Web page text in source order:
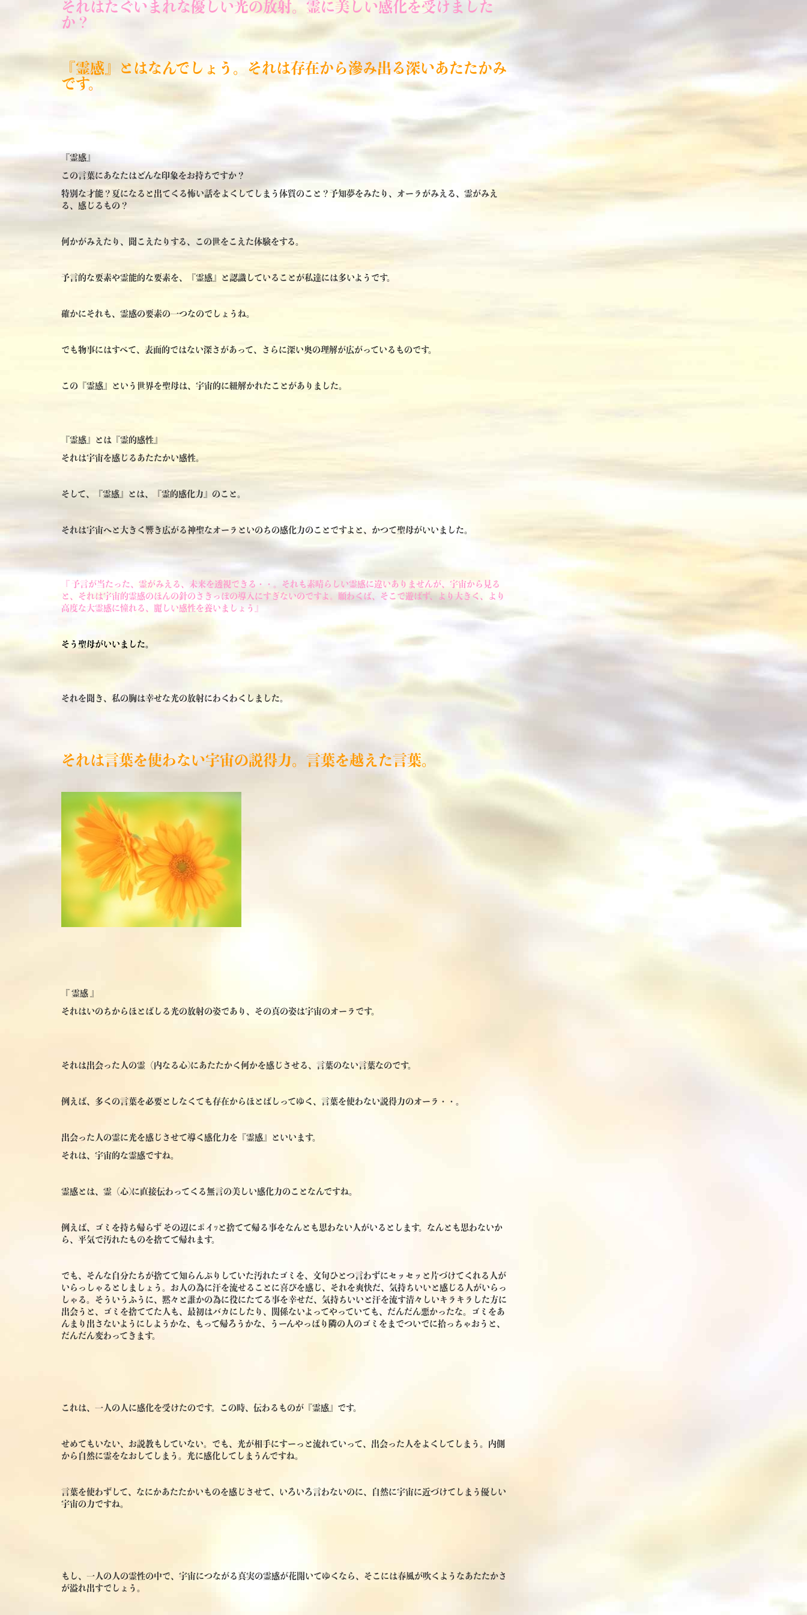
それはたぐいまれな優しい光の放射。霊に美しい感化を受けました
か？
『霊感』とはなんでしょう。それは存在から滲み出る深いあたたかみ
です。
『霊感』
この言葉にあなたはどんな印象をお持ちですか？
特別な才能？夏になると出てくる怖い話をよくしてしまう体質のこと？予知夢をみたり、オーラがみえる、霊がみえ
る、感じるもの？
何かがみえたり、聞こえたりする、この世をこえた体験をする。
予言的な要素や霊能的な要素を、『霊感』と認識していることが私達には多いようです。
確かにそれも、霊感の要素の一つなのでしょうね。
でも物事にはすべて、表面的ではない深さがあって、さらに深い奥の理解が広がっているものです。
この『霊感』という世界を聖母は、宇宙的に紐解かれたことがありました。
『霊感』とは『霊的感性』
それは宇宙を感じるあたたかい感性。
そして、『霊感』とは、『霊的感化力』のこと。
それは宇宙へと大きく響き広がる神聖なオーラといのちの感化力のことですよと、かつて聖母がいいました。
『 予言が当たった、霊がみえる、未来を透視できる・・。それも素晴らしい霊感に違いありませんが、宇宙から見る
と、それは宇宙的霊感のほんの針のさきっぽの導入にすぎないのですよ。願わくば、そこで遊ばず、より大きく、より
高度な大霊感に憧れる、麗しい感性を養いましょう』
そう聖母がいいました。
それを聞き、私の胸は幸せな光の放射にわくわくしました。
それは言葉を使わない宇宙の説得力。言葉を越えた言葉。
『 霊感 』
それはいのちからほとばしる光の放射の姿であり、その真の姿は宇宙のオーラです。
それは出会った人の霊（内なる心)にあたたかく何かを感じさせる、言葉のない言葉なのです。
例えば、多くの言葉を必要としなくても存在からほとばしってゆく、言葉を使わない説得力のオーラ・・。
出会った人の霊に光を感じさせて導く感化力を『霊感』といいます。
それは、宇宙的な霊感ですね。
霊感とは、霊（心)に直接伝わってくる無言の美しい感化力のことなんですね。
例えば、ゴミを持ち帰らず その辺にポイｯと捨てて帰る事をなんとも思わない人がいるとします。なんとも思わないか
ら、平気で汚れたものを捨てて帰れます。
でも、そんな自分たちが捨てて知らんぷりしていた汚れたゴミを、文句ひとつ言わずにセッセッと片づけてくれる人が
いらっしゃるとしましょう。お人の為に汗を流せることに喜びを感じ、それを爽快だ、気持ちいいと感じる人がいらっ
しゃる。そういうふうに、黙々と誰かの為に役にたてる事を幸せだ、気持ちいいと汗を流す清々しいキラキラした方に
出会うと、ゴミを捨ててた人も、最初はバカにしたり、関係ないよってやっていても、だんだん悪かったな。ゴミをあ
んまり出さないようにしようかな、もって帰ろうかな、うーんやっぱり隣の人のゴミをまでついでに拾っちゃおうと、
だんだん変わってきます。
これは、一人の人に感化を受けたのです。この時、伝わるものが『霊感』です。
せめてもいない、お説教もしていない。でも、光が相手にすーっと流れていって、出会った人をよくしてしまう。内側
から自然に霊をなおしてしまう。光に感化してしまうんですね。
言葉を使わずして、なにかあたたかいものを感じさせて、いろいろ言わないのに、自然に宇宙に近づけてしまう優しい
宇宙の力ですね。
もし、一人の人の霊性の中で、宇宙につながる真実の霊感が花開いてゆくなら、そこには春風が吹くようなあたたかさ
が溢れ出すでしょう。